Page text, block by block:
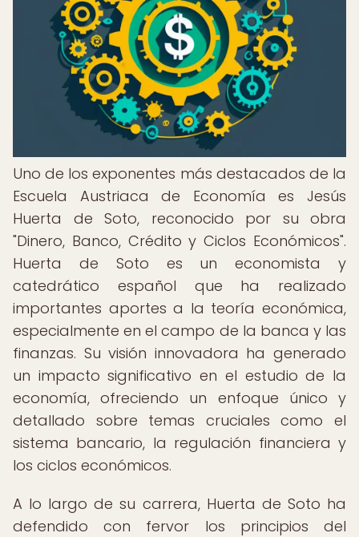
Uno de los exponentes más destacados de la
Escuela Austriaca de Economía es Jesús
Huerta de Soto, reconocido por su obra
"Dinero, Banco, Crédito y Ciclos Económicos".
Huerta de Soto es un economista y
catedrático español que ha realizado
importantes aportes a la teoría económica,
especialmente en el campo de la banca y las
finanzas. Su visión innovadora ha generado
un impacto significativo en el estudio de la
economía, ofreciendo un enfoque único y
detallado sobre temas cruciales como el
sistema bancario, la regulación financiera y
los ciclos económicos.
A lo largo de su carrera, Huerta de Soto ha
defendido con fervor los principios del